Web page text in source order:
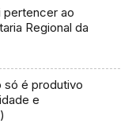
pertencer ao
Regional da
só é produtivo
e